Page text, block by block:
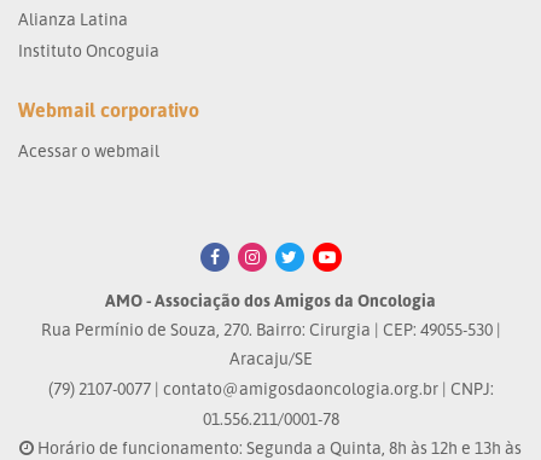
Alianza Latina
Instituto Oncoguia
Webmail corporativo
Acessar o webmail
AMO - Associação dos Amigos da Oncologia
Rua Permínio de Souza, 270. Bairro: Cirurgia | CEP: 49055-530 |
Aracaju/SE
(79) 2107-0077 | contato@amigosdaoncologia.org.br| CNPJ:
01.556.211/0001-78
Horário de funcionamento: Segunda a Quinta, 8h às 12h e 13h às